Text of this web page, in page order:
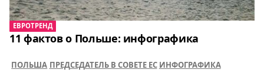
ЕВРОТРЕНД
11 фактов о Польше: инфографика
ПОЛЬША ПРЕДСЕДАТЕЛЬ В СОВЕТЕ ЕС ИНФОГРАФИКА